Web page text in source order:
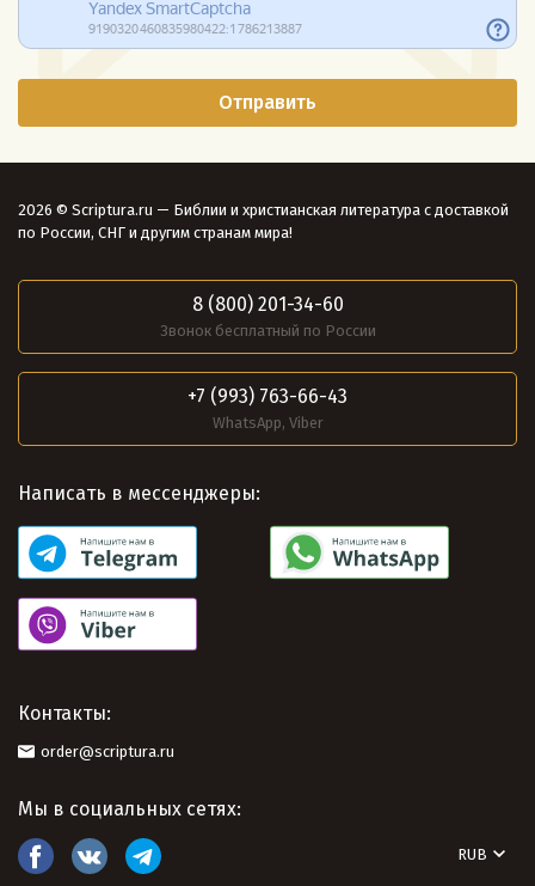
2026 © Scriptura.ru — Библии и христианская литература с доставкой
по России, СНГ и другим странам мира!
8 (800) 201-34-60
Звонок бесплатный по России
+7 (993) 763-66-43
WhatsApp, Viber
Написать в мессенджеры:
Контакты:
order@scriptura.ru
Мы в социальных сетях:
RUB